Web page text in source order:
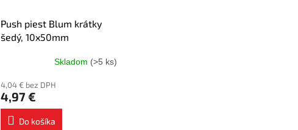
Push piest Blum krátky
šedý, 10x50mm
Skladom (>5 ks)
4,04 € bez DPH
4,97 €
Do košíka